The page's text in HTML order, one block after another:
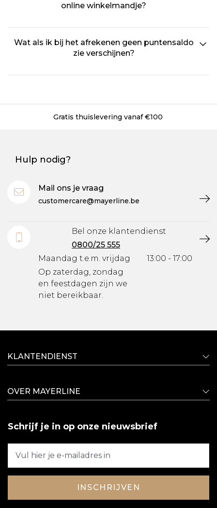
online winkelmandje?
Wat als ik bij het afrekenen geen puntensaldo
zie verschijnen?
vanaf €100
Hulp nodig?
Mail ons je vraag
customercare@mayerline.be
Bel onze klantendienst
0800/25 555
Maandag t.e.m. vrijdag
Op zaterdag, zondag
en feestdagen zijn we
niet bereikbaar.
13:00 - 17:00
KLANTENDIENST
OVER MAYERLINE
Schrijf je in op onze nieuwsbrief
INSCHRIJVEN